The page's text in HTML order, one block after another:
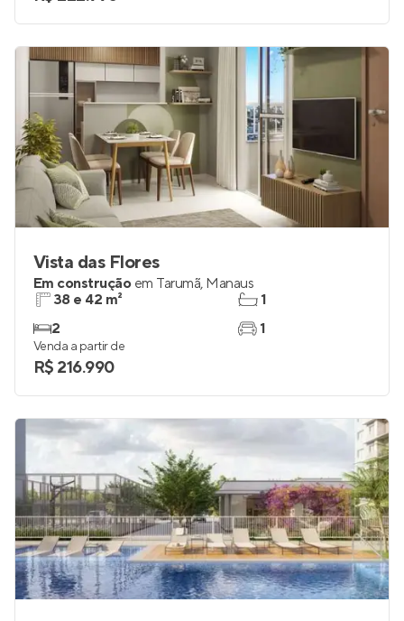
Vista das Flores
Em construção em Tarumã, Manaus
38 e 42 m²
2
1
1
Venda a partir de
R$ 216.990